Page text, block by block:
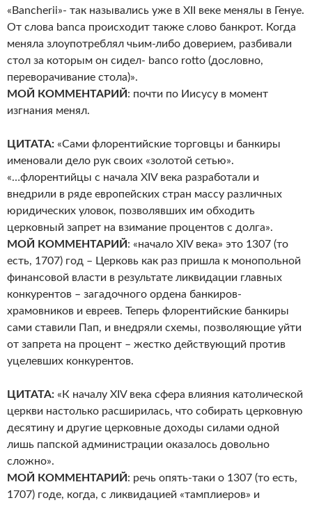
«Bancherii»- так назывались уже в XII веке менялы в Генуе.
От слова banca происходит также слово банкрот. Когда
меняла злоупотреблял чьим-либо доверием, разбивали
стол за которым он сидел- banco rotto (дословно,
переворачивание стола)».
МОЙ КОММЕНТАРИЙ : почти по Иисусу в момент
изгнания менял.
ЦИТАТА: «Сами флорентийские торговцы и банкиры
именовали дело рук своих «золотой сетью».
«…флорентийцы с начала XIV века разработали и
внедрили в ряде европейских стран массу различных
юридических уловок, позволявших им обходить
церковный запрет на взимание процентов с долга».
МОЙ КОММЕНТАРИЙ : «начало XIV века» это 1307 (то
есть, 1707) год – Церковь как раз пришла к монопольной
финансовой власти в результате ликвидации главных
конкурентов – загадочного ордена банкиров-
храмовников и евреев. Теперь флорентийские банкиры
сами ставили Пап, и внедряли схемы, позволяющие уйти
от запрета на процент – жестко действующий против
уцелевших конкурентов.
ЦИТАТА: «К началу XIV века сфера влияния католической
церкви настолько расширилась, что собирать церковную
десятину и другие церковные доходы силами одной
лишь папской администрации оказалось довольно
сложно».
МОЙ КОММЕНТАРИЙ : речь опять-таки о 1307 (то есть,
1707) годе, когда, с ликвидацией «тамплиеров» и